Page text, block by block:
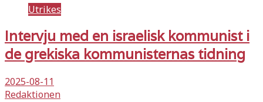
Utrikes
Intervju med en israelisk kommunist i
de grekiska kommunisternas tidning
2025-08-11
Redaktionen